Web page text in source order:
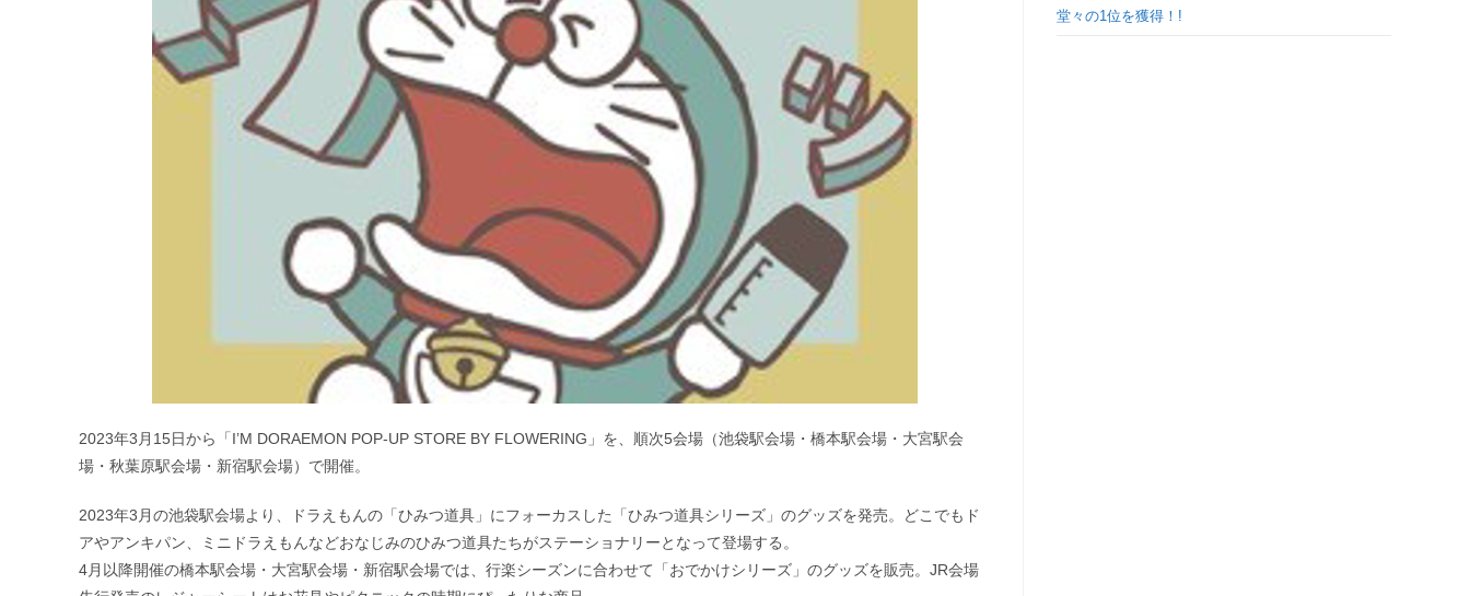
2023年3月15日から「I’M DORAEMON POP-UP STORE BY FLOWERING」を、順次5会場（池袋駅会場・橋本駅会場・大宮駅会
場・秋葉原駅会場・新宿駅会場）で開催。
2023年3月の池袋駅会場より、ドラえもんの「ひみつ道具」にフォーカスした「ひみつ道具シリーズ」のグッズを発売。どこでもド
アやアンキパン、ミニドラえもんなどおなじみのひみつ道具たちがステーショナリーとなって登場する。
4月以降開催の橋本駅会場・大宮駅会場・新宿駅会場では、行楽シーズンに合わせて「おでかけシリーズ」のグッズを販売。JR会場
堂々の1位を獲得！!